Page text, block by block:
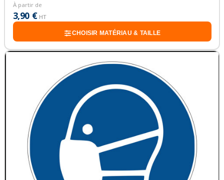
À partir de
3,90 € HT
CHOISIR MATÉRIAU & TAILLE